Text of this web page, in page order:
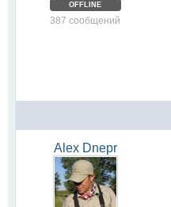
OFFLINE
387 сообщений
Alex Dnepr